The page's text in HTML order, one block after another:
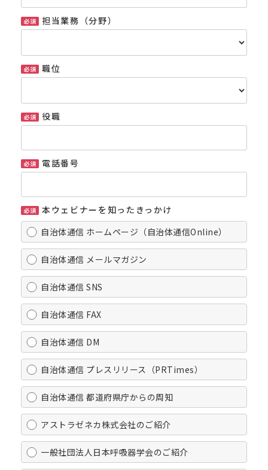
担当業務（分野）
職位
役職
電話番号
本ウェビナーを知ったきっかけ
自治体通信 ホームページ（自治体通信Online）
自治体通信 メールマガジン
自治体通信 SNS
自治体通信 FAX
自治体通信 DM
自治体通信 プレスリリース（PRTimes）
自治体通信 都道府県庁からの周知
アストラゼネカ株式会社のご紹介
一般社団法人日本呼吸器学会のご紹介